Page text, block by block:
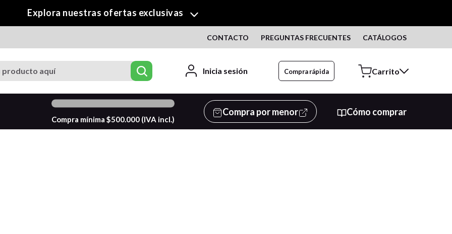
¡Descubre nuestra colección de Crafty!
CONTACTO PREGUNTAS FRECUENTES CATÁLOGOS
Inicia sesión Compra rápida
Compra mínima $500.000(IVA incl.)
Compra por menor Cómo comprar